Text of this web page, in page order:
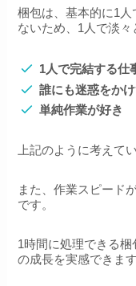
梱包は、基本的に1
ないため、1人で淡々
1人で完結する仕
誰にも迷惑をか
単純作業が好き
上記のように考えて
また、作業スピード
です。
1時間に処理できる
の成長を実感できます